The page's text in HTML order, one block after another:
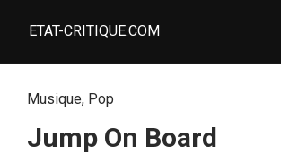
ETAT-CRITIQUE.COM
Musique, Pop
Jump On Board